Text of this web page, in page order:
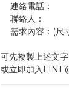
    連絡電話：
    聯絡人：
需求內容：
可先複製上述文
或立即加入